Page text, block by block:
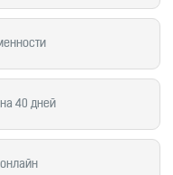
40 дней
онлайн